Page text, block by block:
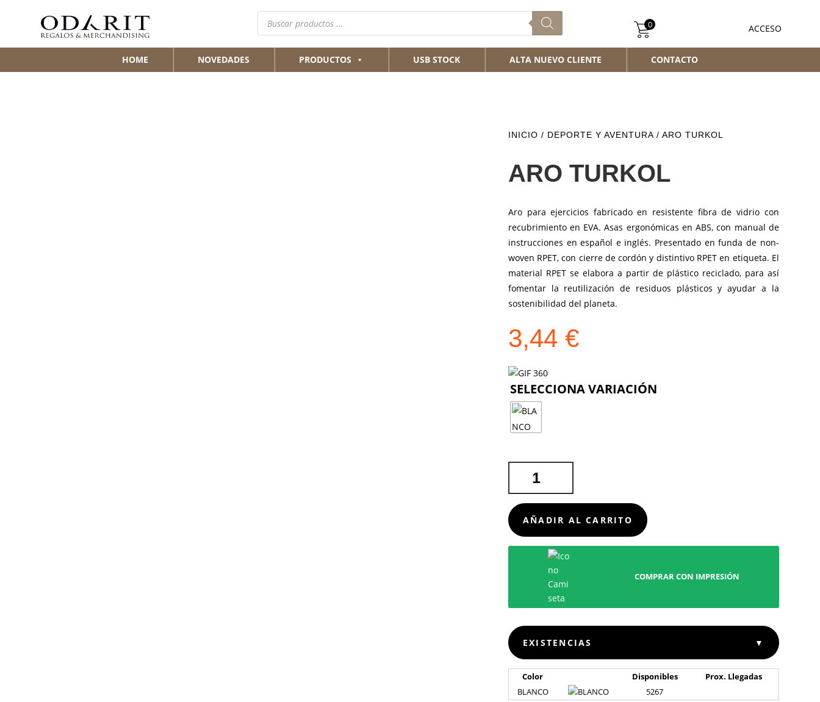
Búsqueda
productos ACCESO
0
HOME NOVEDADES PRODUCTOS USB STOCK ALTA NUEVO CLIENTE CONTACTO
INICIO / DEPORTE Y AVENTURA/ ARO TURKOL
ARO TURKOL
Aro para ejercicios fabricado en resistente fibra de vidrio con
recubrimiento en EVA. Asas ergonómicas en ABS, con manual de
instrucciones en español e inglés. Presentado en funda de non-
woven RPET, con cierre de cordón y distintivo RPET en etiqueta. El
material RPET se elabora a partir de plástico reciclado, para así
fomentar la reutilización de residuos plásticos y ayudar a la
sostenibilidad del planeta.
3,44 €
TURKOL
CANTIDAD
AÑADIR AL CARRITO
COMPRAR CON IMPRESIÓN
EXISTENCIAS ▼
Color Disponibles
Prox. Llegadas
BLANCO
5267